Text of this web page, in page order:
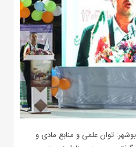
توان علمی و منابع مادی و